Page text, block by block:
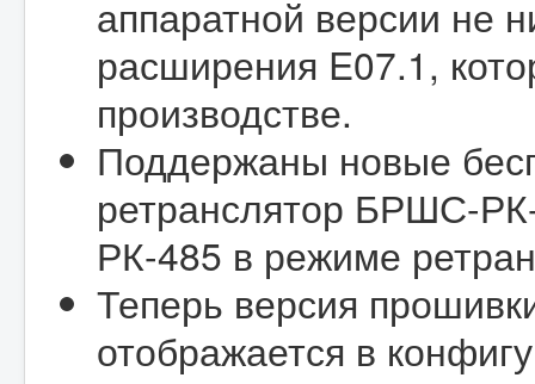
аппаратной версии не
расширения E07.1,
производстве.
Поддержаны новые
ретранслятор БРШС-
РК-485 в режиме
Теперь версия
отображается в